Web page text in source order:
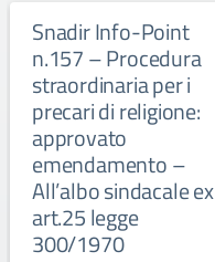
Snadir Info-Point
n.157 – Procedura
straordinaria per i
precari di religione:
approvato
emendamento –
All’albo sindacale ex
art.25 legge
300/1970